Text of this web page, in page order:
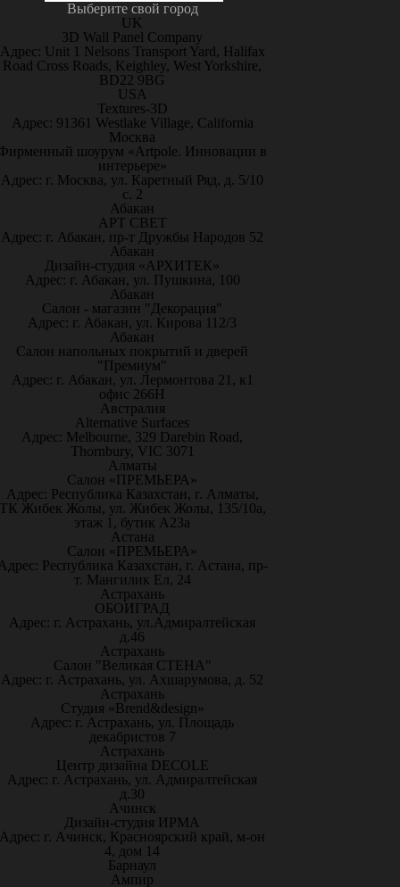
Выберите свой город
UK
3D Wall Panel Company
Адрес: Unit 1 Nelsons Transport Yard, Halifax
Road Cross Roads, Keighley, West Yorkshire,
BD22 9BG
USA
Textures-3D
Адрес: 91361 Westlake Village, California
Москва
шоурум «Artpole. Инновации в
интерьере»
Адрес: г. Москва, ул. Каретный Ряд, д. 5/10
с. 2
Абакан
АРТ СВЕТ
Адрес: г. Абакан, пр-т Дружбы Народов 52
Абакан
Дизайн-студия «АРХИТЕК»
Адрес: г. Абакан, ул. Пушкина, 100
Абакан
Салон - магазин "Декорация"
Адрес: г. Абакан, ул. Кирова 112/3
Абакан
Салон напольных покрытий и дверей
"Премиум"
Адрес: г. Абакан, ул. Лермонтова 21, к1
офис 266Н
Австралия
Alternative Surfaces
Адрес: Melbourne, 329 Darebin Road,
Thornbury, VIC 3071
Алматы
Салон «ПРЕМЬЕРА»
Адрес: Республика Казахстан, г. Алматы,
Жибек Жолы, ул. Жибек Жолы, 135/10а,
этаж 1, бутик А23а
Астана
Салон «ПРЕМЬЕРА»
Республика Казахстан, г. Астана, пр-
т. Мангилик Ел, 24
Астрахань
ОБОИГРАД
Адрес: г. Астрахань, ул.Адмиралтейская
д.46
Астрахань
Салон "Великая СТЕНА"
Адрес: г. Астрахань, ул. Ахшарумова, д. 52
Астрахань
Студия «Brend&design»
Адрес: г. Астрахань, ул. Площадь
декабристов 7
Астрахань
Центр дизайна DECOLE
Адрес: г. Астрахань, ул. Адмиралтейская
д.30
Ачинск
Дизайн-студия ИРМА
Адрес: г. Ачинск, Красноярский край, м-он
4, дом 14
Барнаул
Ампир